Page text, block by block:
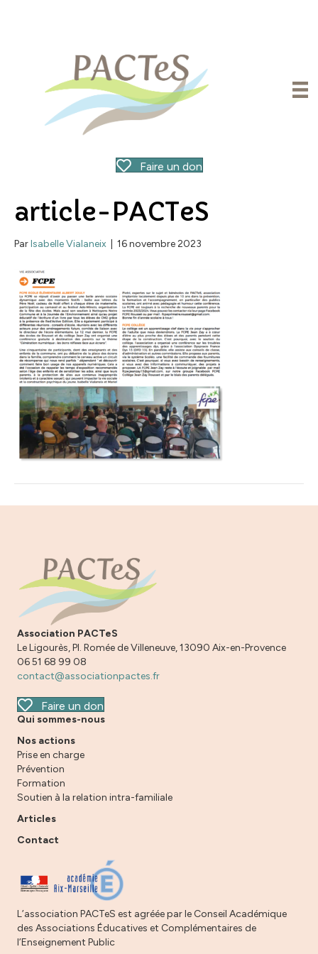
Faire un don
article-PACTeS
ParIsabelle Vialaneix 16 novembre 2023
Association PACTeS
Le Ligourès, Pl. Romée de Villeneuve, 13090 Aix-en-Provence
06 51 68 99 08
contact@associationpactes.fr
Faire un don
Qui sommes-nous
Nos actions
Prise en charge
Prévention
Formation
Soutien à la relation intra-familiale
Articles
Contact
L’association PACTeS est agréée par le Conseil Académique
des Associations Éducatives et Complémentaires de
l’Enseignement Public